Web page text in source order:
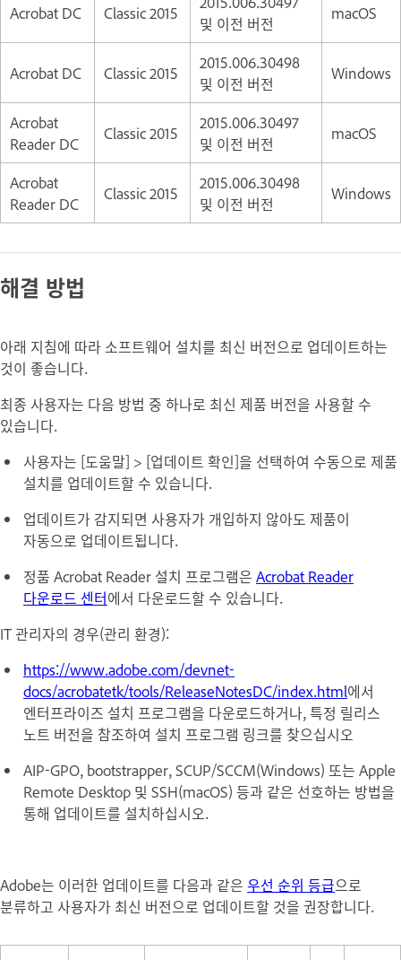
Acrobat DC Classic 2015
및 이전 버전
macOS
Acrobat DC Classic 2015
2015.006.30498
및 이전 버전
Windows
Acrobat
Reader DC
Classic 2015
2015.006.30497
및 이전 버전
macOS
Acrobat
Reader DC
Classic 2015
2015.006.30498
및 이전 버전
Windows
해결 방법
아래 지침에 따라 소프트웨어 설치를 최신 버전으로 업데이트하는
것이 좋습니다.
최종 사용자는 다음 방법 중 하나로 최신 제품 버전을 사용할 수
있습니다.
사용자는 [도움말] > [업데이트 확인]을 선택하여 수동으로 제품
설치를 업데이트할 수 있습니다.
업데이트가 감지되면 사용자가 개입하지 않아도 제품이
자동으로 업데이트됩니다.
정품 Acrobat Reader 설치 프로그램은 Acrobat Reader
다운로드 센터에서 다운로드할 수 있습니다.
IT 관리자의 경우(관리 환경):
https://www.adobe.com/devnet-
docs/acrobatetk/tools/ReleaseNotesDC/index.html에서
엔터프라이즈 설치 프로그램을 다운로드하거나, 특정 릴리스
노트 버전을 참조하여 설치 프로그램 링크를 찾으십시오
AIP-GPO, bootstrapper, SCUP/SCCM(Windows) 또는 Apple
Remote Desktop 및 SSH(macOS) 등과 같은 선호하는 방법을
통해 업데이트를 설치하십시오.
Adobe는 이러한 업데이트를 다음과 같은 우선 순위 등급으로
분류하고 사용자가 최신 버전으로 업데이트할 것을 권장합니다.